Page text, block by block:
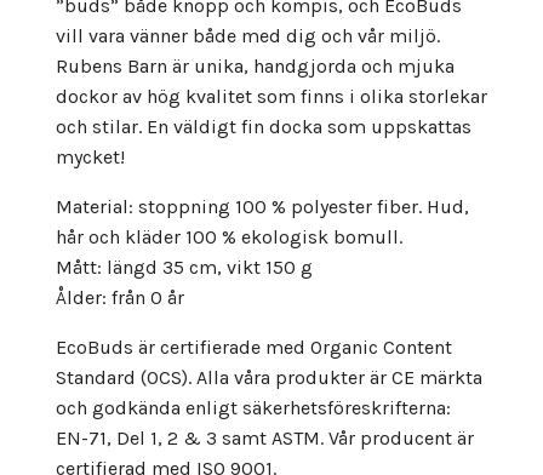
”buds” både knopp och kompis, och EcoBuds
vill vara vänner både med dig och vår miljö.
Rubens Barn är unika, handgjorda och mjuka
dockor av hög kvalitet som finns i olika storlekar
och stilar. En väldigt fin docka som uppskattas
mycket!
Material: stoppning 100 % polyester fiber. Hud,
hår och kläder 100 % ekologisk bomull.
Mått: längd 35 cm, vikt 150 g
Ålder: från 0 år
EcoBuds är certifierade med Organic Content
Standard (OCS). Alla våra produkter är CE märkta
och godkända enligt säkerhetsföreskrifterna:
EN-71, Del 1, 2 & 3 samt ASTM. Vår producent är
certifierad med ISO 9001.